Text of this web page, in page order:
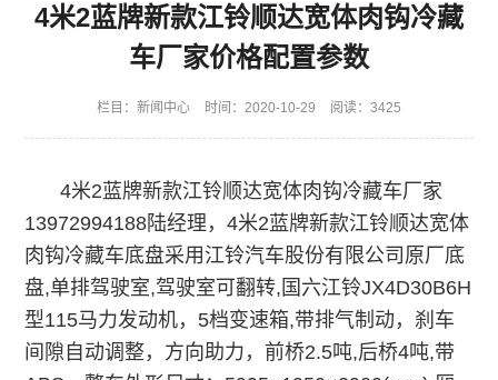
4米2蓝牌新款江铃顺达宽体肉钩冷藏
车厂家价格配置参数
栏目： 新闻中心 时间：2020-10-29 阅读：3425
4米2蓝牌新款江铃顺达宽体肉钩冷藏车厂家
13972994188陆经理，4米2蓝牌新款江铃顺达宽体
肉钩冷藏车底盘采用江铃汽车股份有限公司原厂底
盘,单排驾驶室,驾驶室可翻转,国六江铃JX4D30B6H
型115马力发动机，5档变速箱,带排气制动，刹车
间隙自动调整，方向助力，前桥2.5吨,后桥4吨,带